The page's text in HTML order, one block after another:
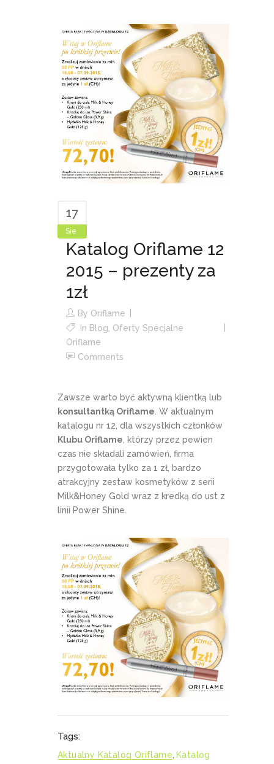
17
Sie
Katalog Oriflame 12
2015 – prezenty za
1zł
By Oriflame
In Blog Oferty Specjalne
Oriflame
Comments
Zawsze warto być aktywną klientką lub
konsultantką Oriflame . W aktualnym
katalogu nr 12, dla wszystkich członków
Klubu Oriflame , którzy przez pewien
czas nie składali zamówień, firma
przygotowała tylko za 1 zł, bardzo
atrakcyjny zestaw kosmetyków z serii
Milk&Honey Gold wraz z kredką do ust z
linii Power Shine.
Tags:
Aktualny Katalog Oriflame Katalog